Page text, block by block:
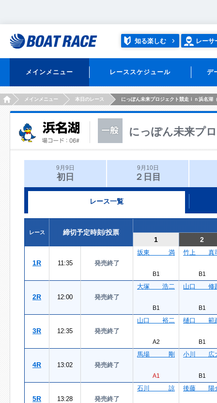
知る楽しむ レーサ
メインメニュー レーススケジュール デ
HOMEメインメニュー 本日のレース にっぽん未来プロジェクト競走ｉｎ浜名湖
にっぽん未来プ
9月9日
初日
9月10日
２日目
レース一覧
レース
締切予定時刻/投票
1
2
1R 11:35 発売終了
坂東 満
B1
竹上 真
B1
2R 12:00 発売終了
大塚 浩二
B1
山口 修
B1
3R 12:35 発売終了
山口 裕二
A2
樋口 範
B1
4R 13:02 発売終了
馬場 剛
A1
小川 広
B1
5R 13:28 発売終了
石川 諒 後藤 陽